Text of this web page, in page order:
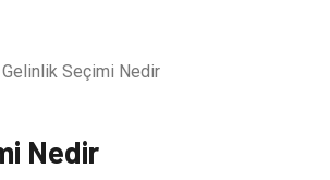
Gelinlik Seçimi Nedir
Nedir